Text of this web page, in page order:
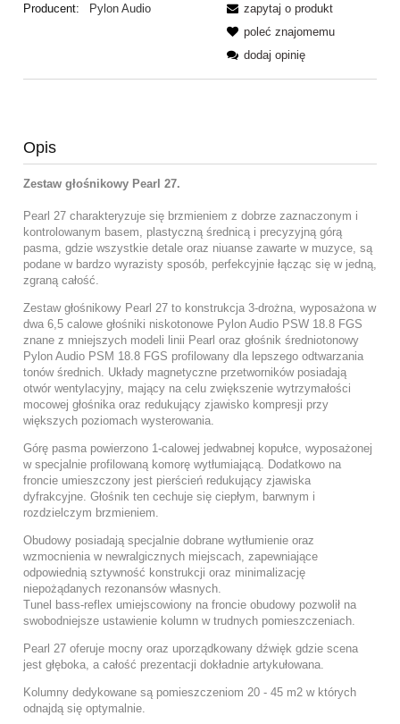
Producent: Pylon Audio
zapytaj o produkt
poleć znajomemu
dodaj opinię
Opis
Zestaw głośnikowy Pearl 27.
Pearl 27 charakteryzuje się brzmieniem z dobrze zaznaczonym i
kontrolowanym basem, plastyczną średnicą i precyzyjną górą
pasma, gdzie wszystkie detale oraz niuanse zawarte w muzyce, są
podane w bardzo wyrazisty sposób, perfekcyjnie łącząc się w jedną,
zgraną całość.
Zestaw głośnikowy Pearl 27 to konstrukcja 3-drożna, wyposażona w
dwa 6,5 calowe głośniki niskotonowe Pylon Audio PSW 18.8 FGS
znane z mniejszych modeli linii Pearl oraz głośnik średniotonowy
Pylon Audio PSM 18.8 FGS profilowany dla lepszego odtwarzania
tonów średnich. Układy magnetyczne przetworników posiadają
otwór wentylacyjny, mający na celu zwiększenie wytrzymałości
mocowej głośnika oraz redukujący zjawisko kompresji przy
większych poziomach wysterowania.
Górę pasma powierzono 1-calowej jedwabnej kopułce, wyposażonej
w specjalnie profilowaną komorę wytłumiającą. Dodatkowo na
froncie umieszczony jest pierścień redukujący zjawiska
dyfrakcyjne. Głośnik ten cechuje się ciepłym, barwnym i
rozdzielczym brzmieniem.
Obudowy posiadają specjalnie dobrane wytłumienie oraz
wzmocnienia w newralgicznych miejscach, zapewniające
odpowiednią sztywność konstrukcji oraz minimalizację
niepożądanych rezonansów własnych.
Tunel bass-reflex umiejscowiony na froncie obudowy pozwolił na
swobodniejsze ustawienie kolumn w trudnych pomieszczeniach.
Pearl 27 oferuje mocny oraz uporządkowany dźwięk gdzie scena
jest głęboka, a całość prezentacji dokładnie artykułowana.
Kolumny dedykowane są pomieszczeniom 20 - 45 m2 w których
odnajdą się optymalnie.